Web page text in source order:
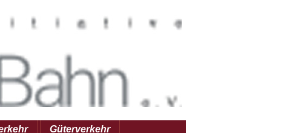
Güterverkehr